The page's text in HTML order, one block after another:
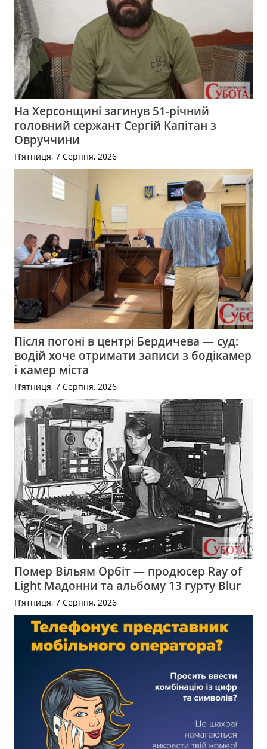
На Херсонщині загинув 51-річний
головний сержант Сергій Капітан з
Овруччини
П’ятниця, 7 Серпня, 2026
Після погоні в центрі Бердичева — суд:
водій хоче отримати записи з бодікамер
і камер міста
П’ятниця, 7 Серпня, 2026
Помер Вільям Орбіт — продюсер Ray of
Light Мадонни та альбому 13 гурту Blur
П’ятниця, 7 Серпня, 2026